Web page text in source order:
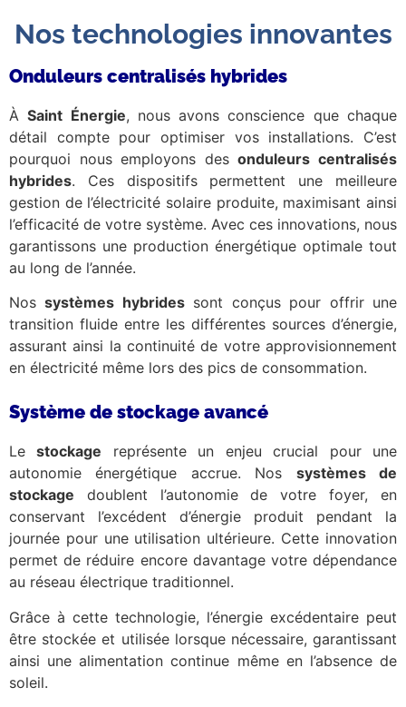
Nos technologies innovantes
Onduleurs centralisés hybrides
ÀSaint Énergie, nous avons conscience que chaque
détail compte pour optimiser vos installations. C’est
pourquoi nous employons desonduleurs centralisés
hybrides. Ces dispositifs permettent une meilleure
gestion de l’électricité solaire produite, maximisant ainsi
l’efficacité de votre système. Avec ces innovations, nous
garantissons une production énergétique optimale tout
au long de l’année.
Nossystèmes hybridessont conçus pour offrir une
transition fluide entre les différentes sources d’énergie,
assurant ainsi la continuité de votre approvisionnement
en électricité même lors des pics de consommation.
Système de stockage avancé
Lestockage représente un enjeu crucial pour une
autonomie énergétique accrue. Nos systèmes de
stockage doublent l’autonomie de votre foyer, en
conservant l’excédent d’énergie produit pendant la
journée pour une utilisation ultérieure. Cette innovation
permet de réduire encore davantage votre dépendance
au réseau électrique traditionnel.
Grâce à cette technologie, l’énergie excédentaire peut
être stockée et utilisée lorsque nécessaire, garantissant
ainsi une alimentation continue même en l’absence de
soleil.